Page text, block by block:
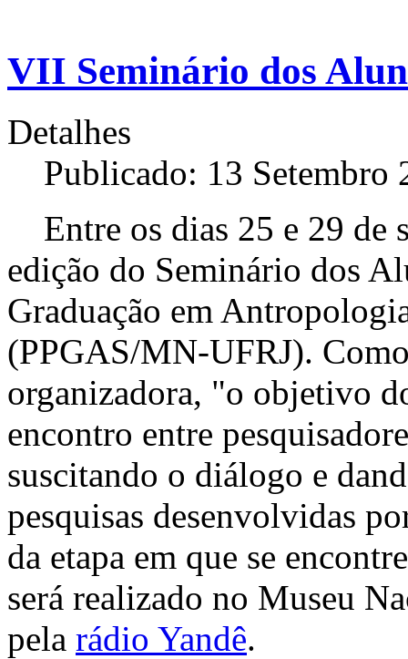
VII Seminário dos
Detalhes
Publicado: 13 Setembro
Entre os dias 25 e 29 de
edição do Seminário dos
Graduação em
(PPGAS/MN-UFRJ).
organizadora, "o objetivo
encontro entre
suscitando o diálogo e
pesquisas desenvolvidas
da etapa em que se
será realizado no Museu
pela rádio Yandê.